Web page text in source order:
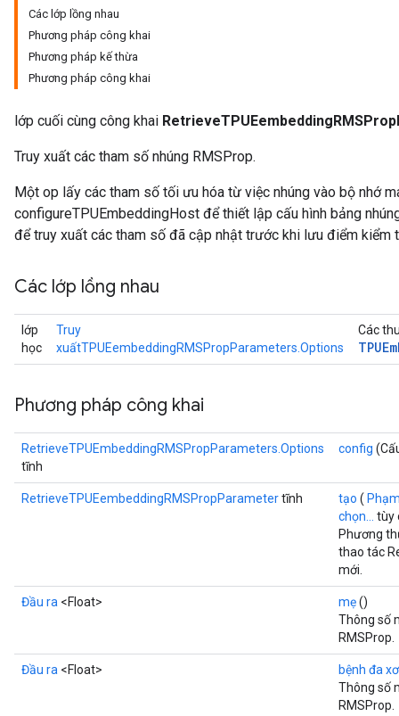
Các lớp lồng nhau
Phương pháp công khai
Phương pháp kế thừa
Phương pháp công khai
lớp cuối cùng công khai
Truy xuất các tham số nhúng RMSProp.
Một op lấy các tham số tối ưu hóa từ việc nhúng vào bộ nhớ
configureTPUEmbeddingHost để thiết lập cấu hình bảng
để truy xuất các tham số đã cập nhật trước khi lưu điểm kiểm
Các lớp lồng nhau
lớp
học
Truy
xuấtTPUEembeddingRMSPropParameters.Options
Các
Phương pháp công khai
RetrieveTPUEmbeddingRMSPropParameters.Options
tĩnh
config
RetrieveTPUEembeddingRMSPropParametertĩnh tạo (
chọn...
tùy
Phương
thao tác
mới.
Đầu ra <Float> mẹ()
Thông số
RMSProp.
Đầu ra <Float>
bệnh đa
Thông số
RMSProp.